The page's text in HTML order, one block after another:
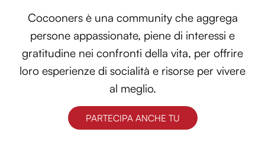
Cocooners è una community che aggrega
persone appassionate, piene di interessi e
gratitudine nei confronti della vita, per offrire
loro esperienze di socialità e risorse per vivere
al meglio.
PARTECIPA ANCHE TU